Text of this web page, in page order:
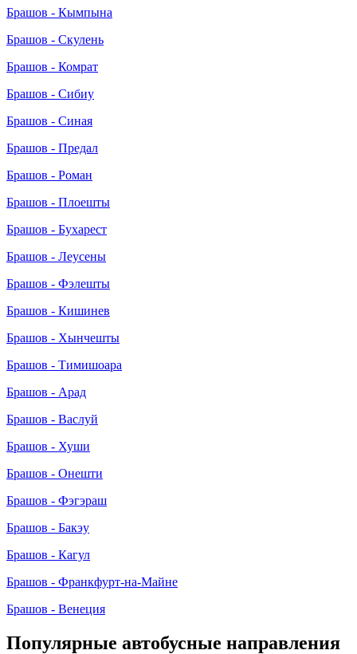
Брашов - Кымпына
Брашов - Скулень
Брашов - Комрат
Брашов - Сибиу
Брашов - Синая
Брашов - Предал
Брашов - Роман
Брашов - Плоешты
Брашов - Бухарест
Брашов - Леусены
Брашов - Фэлешты
Брашов - Кишинев
Брашов - Хынчешты
Брашов - Тимишоара
Брашов - Арад
Брашов - Васлуй
Брашов - Хуши
Брашов - Онешти
Брашов - Фэгэраш
Брашов - Бакэу
Брашов - Кагул
Брашов - Франкфурт-на-Майне
Брашов - Венеция
Популярные автобусные направления